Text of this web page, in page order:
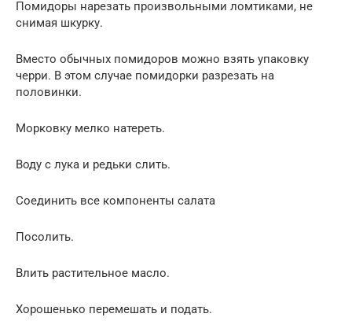
Помидоры нарезать произвольными ломтиками, не
снимая шкурку.
Вместо обычных помидоров можно взять упаковку
черри. В этом случае помидорки разрезать на
половинки.
Морковку мелко натереть.
Воду с лука и редьки слить.
Соединить все компоненты салата
Посолить.
Влить растительное масло.
Хорошенько перемешать и подать.